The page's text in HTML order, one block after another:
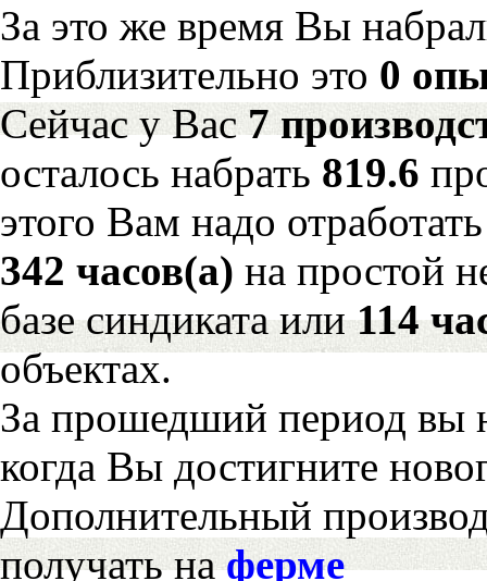
За это же время Вы
Приблизительно это 0
Сейчас у Вас7
осталось набрать 819.6
этого Вам надо отработать
342 часов(а) на простой
базе синдиката или114
объектах.
За прошедший период вы
когда Вы достигните
Дополнительный
получать наферме